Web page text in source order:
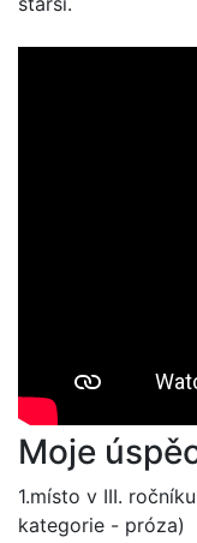
Moje
1.místo v III.
kategorie - próza)